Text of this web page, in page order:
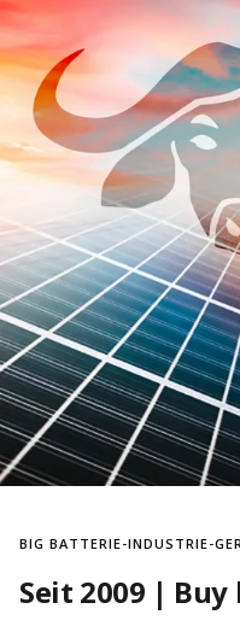
BIG BATTERIE-INDUSTRIE-
Seit 2009 |